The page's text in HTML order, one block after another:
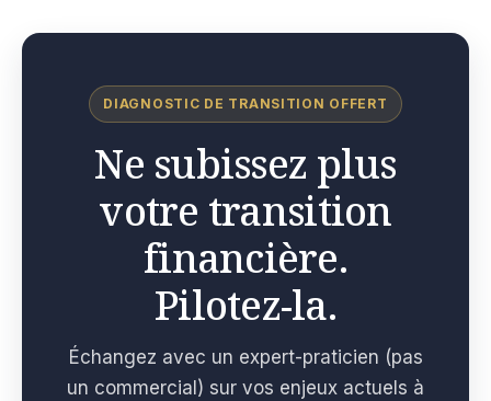
DIAGNOSTIC DE TRANSITION OFFERT
Ne subissez plus
votre transition
financière.
Pilotez-la.
Échangez avec un expert-praticien (pas
un commercial) sur vos enjeux actuels à